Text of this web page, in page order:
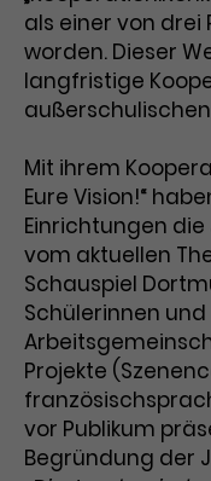
und
Name
Anbieter
Laufzeit 1
Zweck
Laufzeit 2
Zweck
und
den
eine
um
Marketing
Diese Gruppe
ermöglichen die
Conversions zu
die Interessen
Name
Anbieter
Laufzeit 3
Zweck
die
Cookie-
als einer von
worden. Dieser
langfristige
Mit ihrem
Eure Vision!“
Einrichtungen
vom aktuellen
Schauspiel
Schülerinnen und
Projekte
vor Publikum
Begründung der